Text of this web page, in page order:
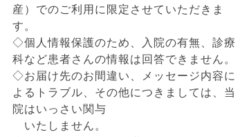
産）でのご利用に限定させていただきま
す。
◇個人情報保護のため、入院の有無、診療
科など患者さんの情報は回答できません。
◇お届け先のお間違い、メッセージ内容に
よるトラブル、その他につきましては、当
院はいっさい関与
いたしません。